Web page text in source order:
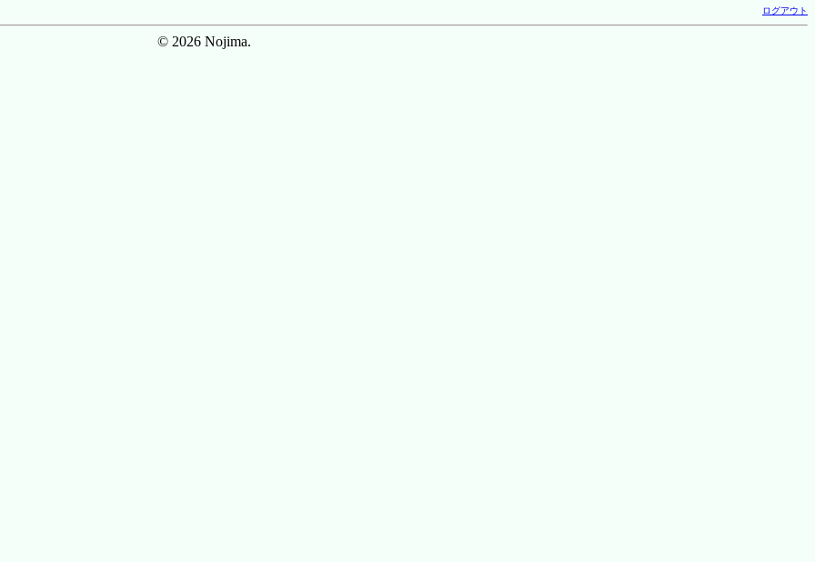
ログアウト
© 2026 Nojima.